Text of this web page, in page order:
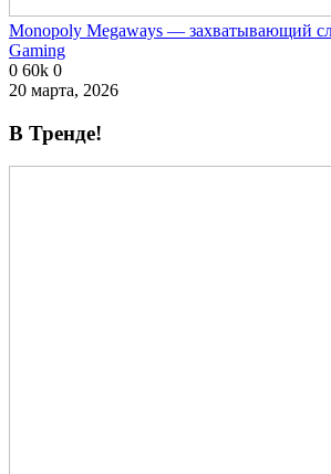
Monopoly Megaways — захватывающий
Gaming
0 60k 0
20 марта, 2026
В Тренде!